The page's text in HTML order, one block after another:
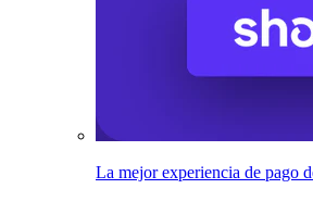
La mejor experiencia de pago